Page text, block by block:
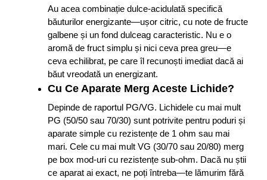
Au acea combinație dulce-acidulată specifică
băuturilor energizante—ușor citric, cu note de fructe
galbene și un fond dulceag caracteristic. Nu e o
aromă de fruct simplu și nici ceva prea greu—e
ceva echilibrat, pe care îl recunoști imediat dacă ai
băut vreodată un energizant.
Cu Ce Aparate Merg Aceste Lichide?
Depinde de raportul PG/VG. Lichidele cu mai mult
PG (50/50 sau 70/30) sunt potrivite pentru poduri și
aparate simple cu rezistențe de 1 ohm sau mai
mari. Cele cu mai mult VG (30/70 sau 20/80) merg
pe box mod-uri cu rezistențe sub-ohm. Dacă nu știi
ce aparat ai exact, ne poți întreba—te lămurim fără